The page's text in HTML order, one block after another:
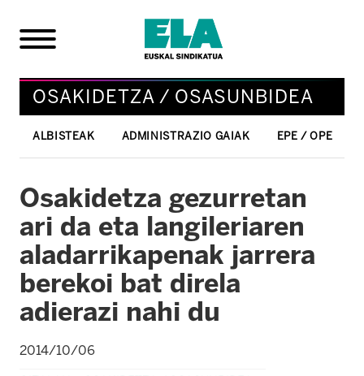
OSAKIDETZA / OSASUNBIDEA
ALBISTEAK ADMINISTRAZIO GAIAK EPE / OPE
Osakidetza gezurretan
ari da eta langileriaren
aladarrikapenak jarrera
berekoi bat direla
adierazi nahi du
2014/10/06